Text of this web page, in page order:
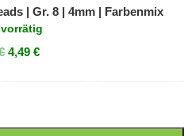
Gr.
8
|
|
| Gr. 8 | 4mm | Farbenmix
vorrätig
4,49 €